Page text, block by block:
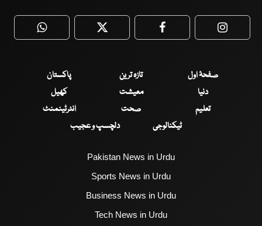
WhatsApp Twitter Facebook
صفحۂ اول تازہ ترین
پاکستان
دنیا
معیشت
کھیل
تعلیم
صحت
انٹرٹینمنٹ
ٹیکنالوجی
دلچسپ و عجیب
Pakistan News in Urdu
Sports News in Urdu
Business News in Urdu
Tech News in Urdu